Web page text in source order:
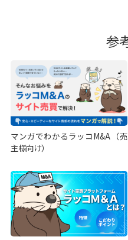
参
マンガでわかるラッコM&A（売
主様向け）